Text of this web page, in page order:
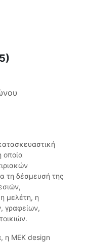
οποία
τη δέσμευσή της
μελέτη, η
γραφείων,
η MEK design